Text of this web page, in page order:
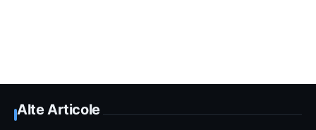
Alte Articole